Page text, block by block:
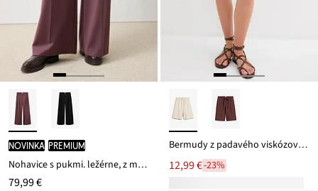
novinka PREMIUM
Nohavice s pukmi. ležérne, z mäkkého vlneného podielu
79,99 €
Bermudy z padavého viskózového mixu
12,99 €-23%